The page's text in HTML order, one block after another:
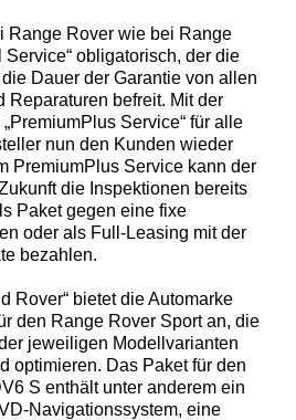
Range Rover wie bei Range
Service“ obligatorisch, der die
Dauer der Garantie von allen
Reparaturen befreit. Mit der
Service“ für alle
nun den Kunden wieder
PremiumPlus Service kann der
die Inspektionen bereits
Paket gegen eine fixe
oder als Full-Leasing mit der
bezahlen.
Rover“ bietet die Automarke
den Range Rover Sport an, die
jeweiligen Modellvarianten
optimieren. Das Paket für den
S enthält unter anderem ein
Navigationssystem, eine